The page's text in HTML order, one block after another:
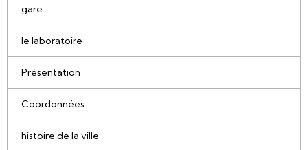
gare
le laboratoire
Présentation
Coordonnées
histoire de la ville